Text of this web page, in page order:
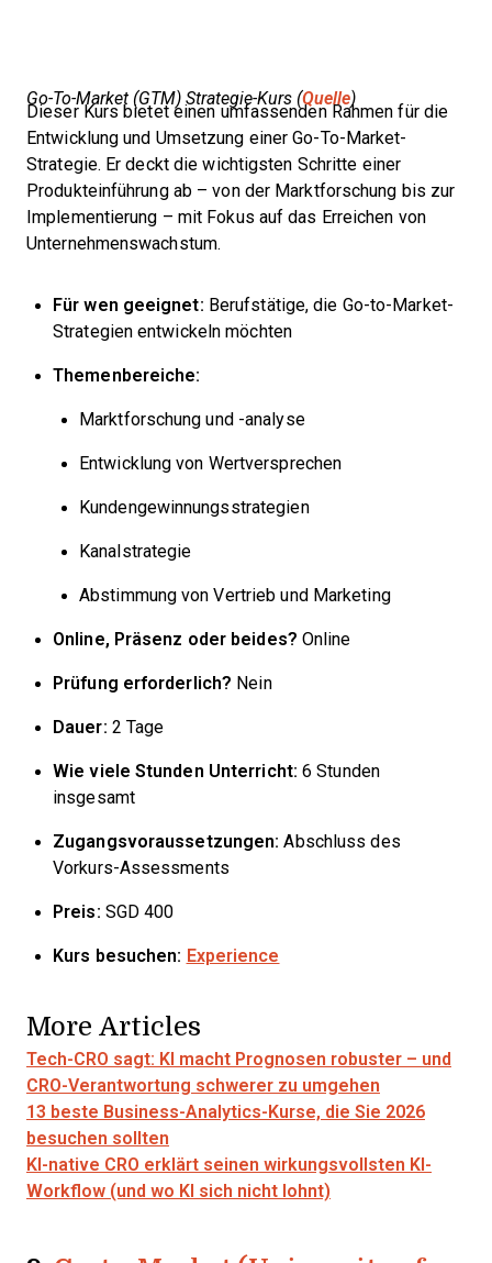
Go-To-Market (GTM) Strategie-Kurs (Quelle)
Dieser Kurs bietet einen umfassenden Rahmen für die
Entwicklung und Umsetzung einer Go-To-Market-
Strategie. Er deckt die wichtigsten Schritte einer
Produkteinführung ab – von der Marktforschung bis zur
Implementierung – mit Fokus auf das Erreichen von
Unternehmenswachstum.
Für wen geeignet: Berufstätige, die Go-to-Market-
Strategien entwickeln möchten
Themenbereiche:
Marktforschung und -analyse
Entwicklung von Wertversprechen
Kundengewinnungsstrategien
Kanalstrategie
Abstimmung von Vertrieb und Marketing
Online, Präsenz oder beides? Online
Prüfung erforderlich? Nein
Dauer: 2 Tage
Wie viele Stunden Unterricht: 6 Stunden
insgesamt
Zugangsvoraussetzungen: Abschluss des
Vorkurs-Assessments
Preis: SGD 400
Kurs besuchen: Experience
More Articles
Tech-CRO sagt: KI macht Prognosen robuster – und
CRO-Verantwortung schwerer zu umgehen
13 beste Business-Analytics-Kurse, die Sie 2026
besuchen sollten
KI-native CRO erklärt seinen wirkungsvollsten KI-
Workflow (und wo KI sich nicht lohnt)